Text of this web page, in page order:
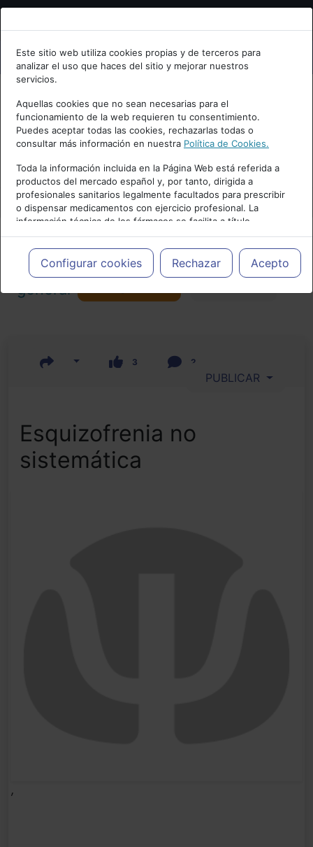
Bienvenid@ a psiquiatria.com
Escribe tu Email
Accede o regístrate con tu email.
Cancelar
Este sitio web utiliza cookies propias y de terceros para
analizar el uso que haces del sitio y mejorar nuestros
servicios.
Aquellas cookies que no sean necesarias para el
funcionamiento de la web requieren tu consentimiento.
Puedes aceptar todas las cookies, rechazarlas todas o
consultar más información en nuestra Política de Cookies.
Toda la información incluida en la Página Web está referida a
productos del mercado español y, por tanto, dirigida a
profesionales sanitarios legalmente facultados para prescribir
o dispensar medicamentos con ejercicio profesional. La
información técnica de los fármacos se facilita a título
meramente informativo, siendo responsabilidad de los
profesionales facultados prescribir medicamentos y decidir, en
cada caso concreto, el tratamiento más adecuado a las
necesidades del paciente.
Configurar cookies Rechazar Acepto
Actualidad y Artículos|Psiquiatría
general
3 2
PUBLICAR
Esquizofrenia no
sistemática
,